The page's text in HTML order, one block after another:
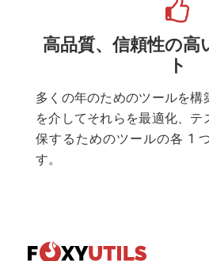
高品質、信頼性の高
ト
多くの年のためのツールを構
を介してそれらを最適化、テ
保するためのツールの各 1
す。